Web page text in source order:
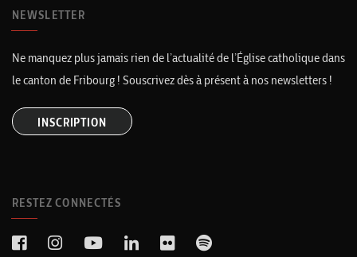
NEWSLETTER
Ne manquez plus jamais rien de l’actualité de l’Église catholique dans
le canton de Fribourg ! Souscrivez dès à présent à nos newsletters !
INSCRIPTION
RESTEZ CONNECTÉS